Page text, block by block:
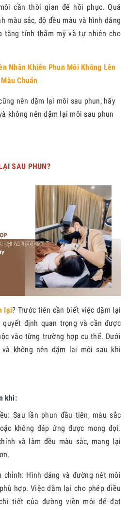
cần thời gian để hồi phục. Quá
màu sắc, độ đều màu và hình dáng
tăng tính thẩm mỹ và tự nhiên cho
Nhân Khiến Phun Môi Không Lên
Màu Chuẩn
nên dặm lại môi sau phun, hãy
không nên dặm lại môi sau phun
SAU PHUN?
lại? Trước tiên cần biết việc dặm lại
định quan trọng và cần được
vào từng trường hợp cụ thể. Dưới
không nên dặm lại môi sau khi
khi:
Sau lần phun đầu tiên, màu sắc
không đáp ứng được mong đợi.
và làm đều màu sắc, mang lại
chỉnh: Hình dáng và đường nét môi
hợp. Việc dặm lại cho phép điều
tiết của đường viền môi để đạt